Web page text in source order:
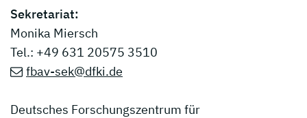
Sekretariat:
Monika Miersch
Tel.: +49 631 20575 3510
fbav-sek@dfki.de
Deutsches Forschungszentrum für